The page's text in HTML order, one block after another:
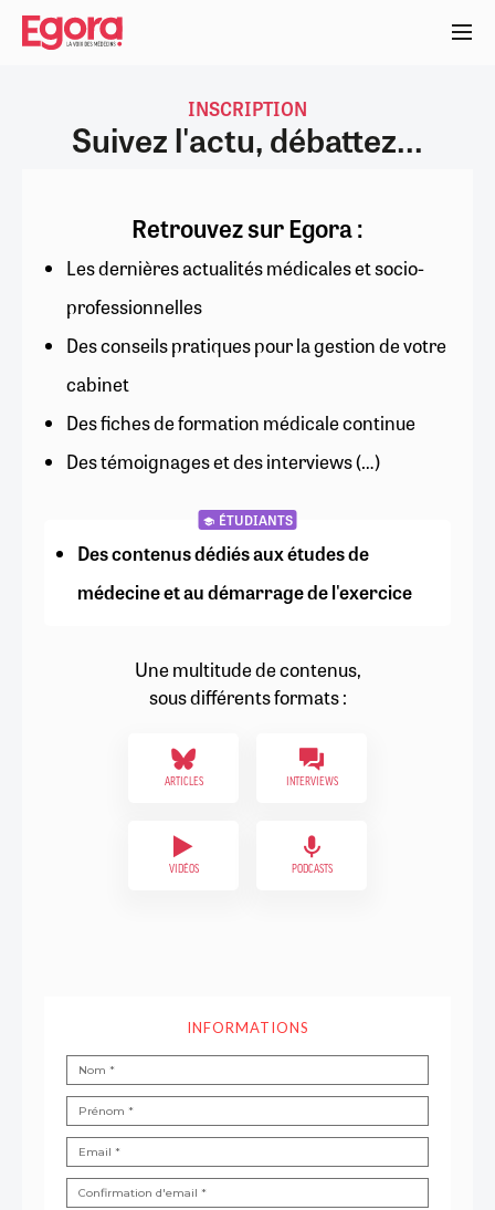
Aller
contenu
INSCRIPTION
Suivez l'actu, débattez...
Retrouvez sur Egora :
Les dernières actualités médicales et socio-
professionnelles
Des conseils pratiques pour la gestion de votre
cabinet
Des fiches de formation médicale continue
Des témoignages et des interviews (…)
ÉTUDIANTS
Des contenus dédiés aux études de
médecine et au démarrage de l'exercice
Une multitude de contenus,
sous différents formats :
ARTICLES INTERVIEWS
VIDÉOS PODCASTS